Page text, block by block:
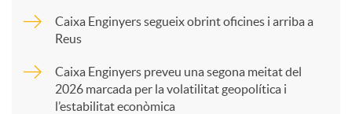
p
a
Caixa Enginyers segueix obrint oficines i arriba a
Reus
Caixa Enginyers preveu una segona meitat del
2026 marcada per la volatilitat geopolítica i
l’estabilitat econòmica